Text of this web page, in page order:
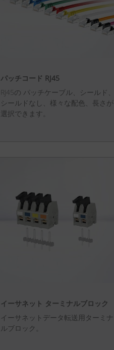
パッチコード RJ45
RJ45の パッチケーブル、シールド、
シールドなし、様々な配色、長さが
選択できます。
イーサネット ターミナルブロック
イーサネットデータ転送用ターミナ
ルブロック。